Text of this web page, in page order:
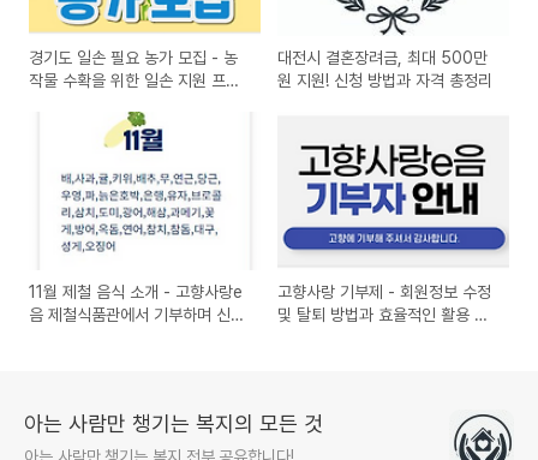
경기도 일손 필요 농가 모집 - 농
작물 수확을 위한 일손 지원 프로
대전시 결혼장려금, 최대 500만
원 지원! 신청 방법과 자격 총정리
11월 제철 음식 소개 - 고향사랑e
음 제철식품관에서 기부하며 신선
고향사랑 기부제 - 회원정보 수정
및 탈퇴 방법과 효율적인 활용 꿀
아는 사람만 챙기는 복지의 모든 것